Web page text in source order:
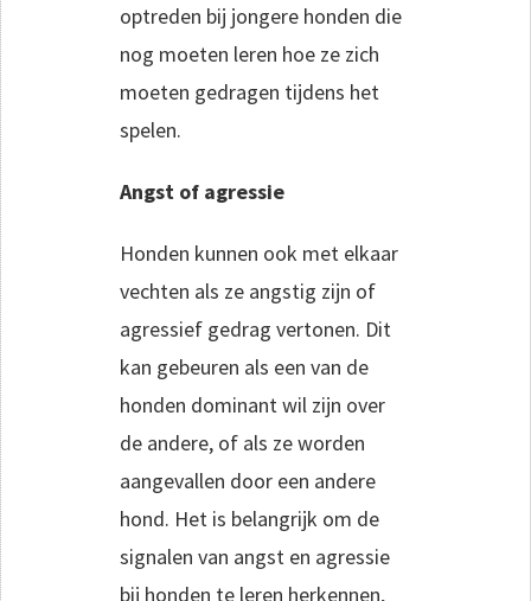
optreden bij jongere honden die
nog moeten leren hoe ze zich
moeten gedragen tijdens het
spelen.
Angst of agressie
Honden kunnen ook met elkaar
vechten als ze angstig zijn of
agressief gedrag vertonen. Dit
kan gebeuren als een van de
honden dominant wil zijn over
de andere, of als ze worden
aangevallen door een andere
hond. Het is belangrijk om de
signalen van angst en agressie
bij honden te leren herkennen,